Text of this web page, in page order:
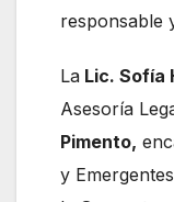
responsable
La Lic. Sofía
Asesoría
Pimento,
y